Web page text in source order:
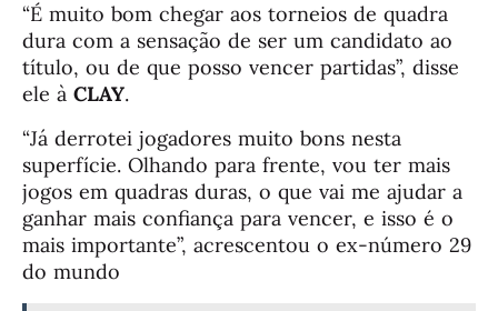
“É muito bom chegar aos torneios de quadra
dura com a sensação de ser um candidato ao
título, ou de que posso vencer partidas”, disse
ele à CLAY.
“Já derrotei jogadores muito bons nesta
superfície. Olhando para frente, vou ter mais
jogos em quadras duras, o que vai me ajudar a
ganhar mais confiança para vencer, e isso é o
mais importante”, acrescentou o ex-número 29
do mundo